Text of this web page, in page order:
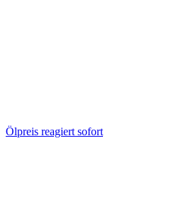
Ölpreis reagiert sofort